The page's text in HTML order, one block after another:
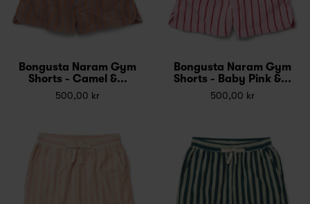
Bongusta Naram Gym
Shorts - Camel &...
500,00 kr
Bongusta Naram Gym
Shorts - Baby Pink &...
500,00 kr